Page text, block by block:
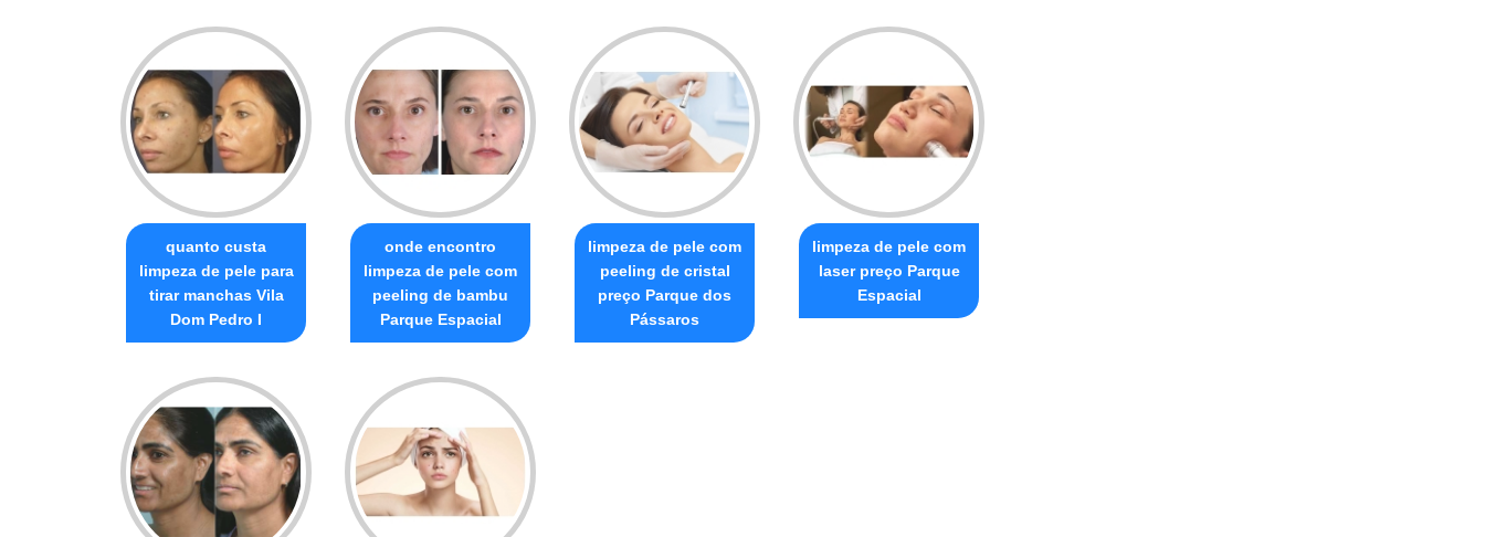
quanto custa
limpeza de pele para
tirar manchas Vila
Dom Pedro I
onde encontro
limpeza de pele com
peeling de bambu
Parque Espacial
limpeza de pele com
peeling de cristal
preço Parque dos
Pássaros
limpeza de pele com
laser preço Parque
Espacial